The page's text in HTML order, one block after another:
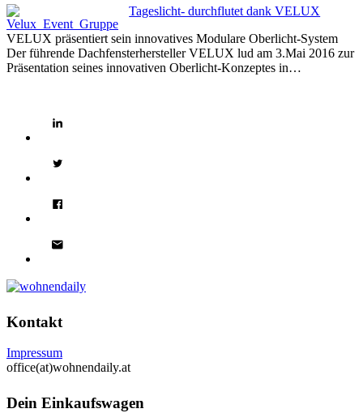
Tageslicht- durchflutet dank VELUX
VELUX präsentiert sein innovatives Modulare Oberlicht-System
Der führende Dachfensterhersteller VELUX lud am 3.Mai 2016 zur
Präsentation seines innovativen Oberlicht-Konzeptes in…
Kontakt
Impressum
office(at)wohnendaily.at
Dein Einkaufswagen